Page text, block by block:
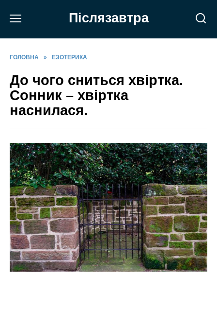
Післязавтра
ГОЛОВНА » ЕЗОТЕРИКА
До чого сниться хвіртка.
Сонник – хвіртка
наснилася.